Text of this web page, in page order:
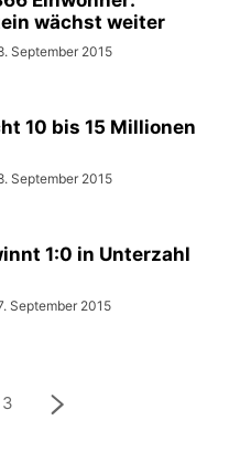
wächst weiter
September 2015
10 bis 15 Millionen
September 2015
1:0 in Unterzahl
September 2015
3